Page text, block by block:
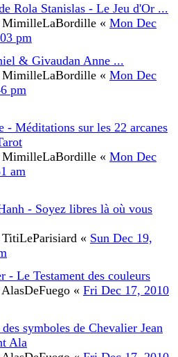
Rola Stanislas - Le Jeu d'Or ...
MimilleLaBordille « Mon Dec
pm
& Givaudan Anne ...
MimilleLaBordille « Mon Dec
pm
- Méditations sur les 22 arcanes
MimilleLaBordille « Mon Dec
am
- Soyez libres là où vous
TitiLeParisiard « Sun Dec 19,
- Le Testament des couleurs
AlasDeFuego « Fri Dec 17, 2010
symboles de Chevalier Jean
Ala